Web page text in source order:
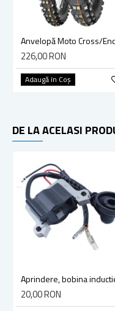
226,00 RON
Adaugă în Coş
DE LA ACELASI
20,00 RON